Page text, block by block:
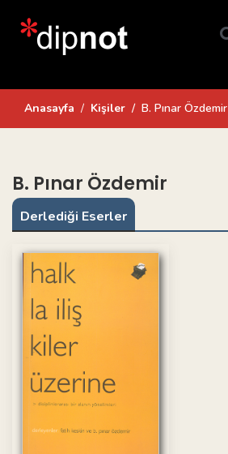
Anasayfa Kişiler B. Pınar Özdemir
B. Pınar Özdemir
Derlediği Eserler